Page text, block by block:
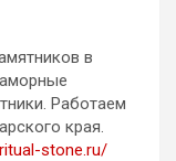
в
Работаем
края.
stone.ru/